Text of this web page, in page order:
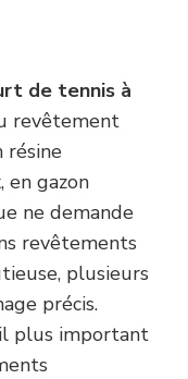
de tennis à
revêtement
résine
en gazon
ne demande
revêtements
plusieurs
précis.
plus important